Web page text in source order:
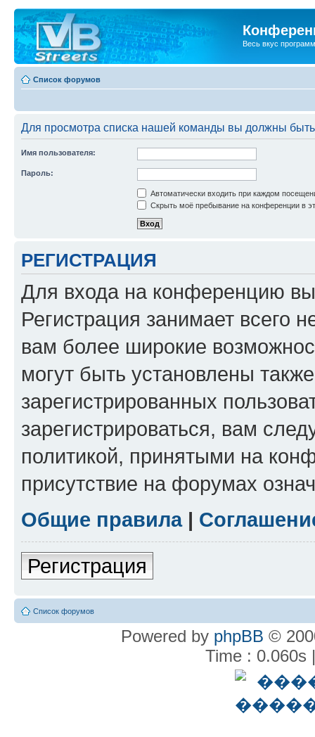
Весь вкус
Список форумов
Для просмотра списка нашей команды вы должны
Имя пользователя:
Пароль:
Автоматически входить при каждом
Скрыть моё пребывание на конференции в
РЕГИСТРАЦИЯ
Для входа на конференцию
Регистрация занимает всего
вам более широкие
могут быть установлены
зарегистрированных
зарегистрироваться, вам
политикой, принятыми на
присутствие на форумах
Общие правила|
Регистрация
Список форумов
Powered by phpBB ©
Time : 0.060s